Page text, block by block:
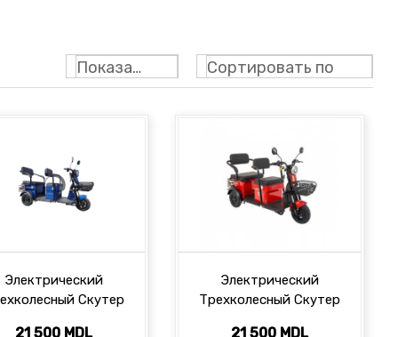
Сортировать по
Показать: 24
Электрический
Скутер
21 500 MDL
Электрический
Трехколесный Скутер
21 500 MDL